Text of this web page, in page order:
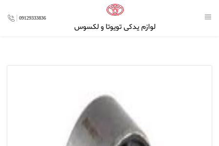
لوازم یدکی تویوتا و لکسوس
09129333836